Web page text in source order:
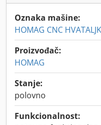
Oznaka mašine:
HOMAG CNC
Proizvođač:
HOMAG
Stanje:
polovno
Funkcionalnost: